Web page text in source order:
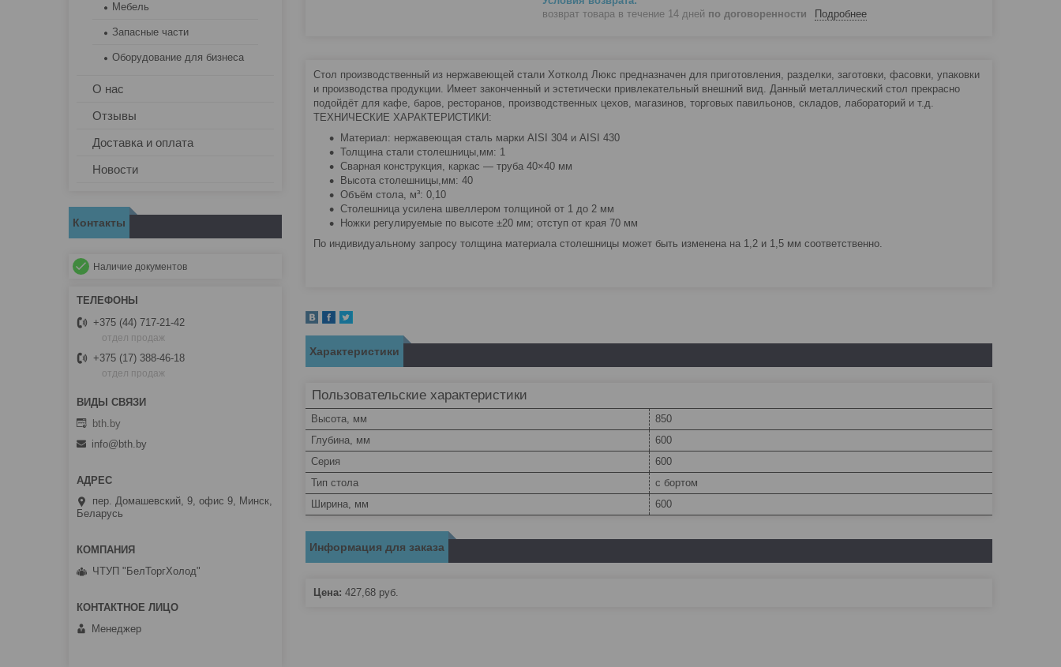
возврат товара в течение 14 дней по договоренности Подробнее
Стол производственный из нержавеющей стали Хотколд Люкс предназначен для приготовления, разделки, заготовки, фасовки, упаковки
и производства продукции. Имеет законченный и эстетически привлекательный внешний вид. Данный металлический стол прекрасно
подойдёт для кафе, баров, ресторанов, производственных цехов, магазинов, торговых павильонов, складов, лабораторий и т.д.
ТЕХНИЧЕСКИЕ ХАРАКТЕРИСТИКИ:
Материал: нержавеющая сталь марки AISI 304 и AISI 430
Толщина стали столешницы,мм: 1
Сварная конструкция, каркас — труба 40×40 мм
Высота столешницы,мм: 40
Объём стола, м³: 0,10
Столешница усилена швеллером толщиной от 1 до 2 мм
Ножки регулируемые по высоте ±20 мм; отступ от края 70 мм
По индивидуальному запросу толщина материала столешницы может быть изменена на 1,2 и 1,5 мм соответственно.
Характеристики
Пользовательские характеристики
Высота, мм
850
Глубина, мм
600
Серия
600
Тип стола
с бортом
Ширина, мм
600
Информация для заказа
Цена: 427,68 руб.
Мебель
Запасные части
Оборудование для бизнеса
О нас
Отзывы
Доставка и оплата
Новости
Контакты
Наличие документов
+375 (44) 717-21-42
отдел продаж
+375 (17) 388-46-18
отдел продаж
bth.by
info@bth.by
пер. Домашевский, 9, офис 9, Минск,
Беларусь
ЧТУП "БелТоргХолод"
Менеджер